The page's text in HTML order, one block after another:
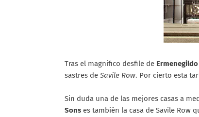
Tras el magnifico desfile de
sastres de Savile Row. Por cierto esta
Sin duda una de las mejores casas a
Sons es también la casa de Savile Row